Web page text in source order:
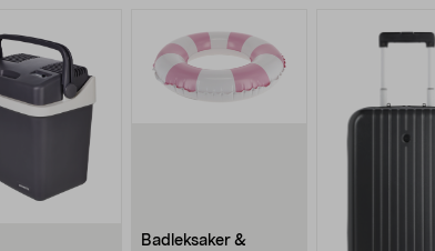
Badleksaker &